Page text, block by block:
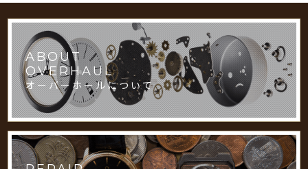
ABOUT
OVERHAUL
オーバーホールについて